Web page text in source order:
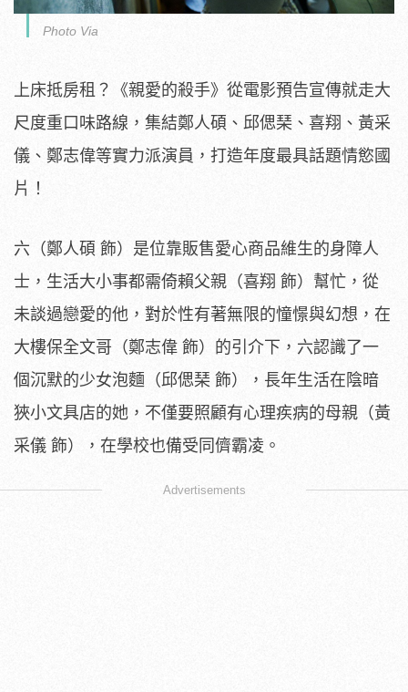
Photo Via
上床抵房租？《親愛的殺手》從電影預告宣傳就走大
尺度重口味路線，集結鄭人碩、邱偲琹、喜翔、黃采
儀、鄭志偉等實力派演員，打造年度最具話題情慾國
片！
六（鄭人碩 飾）是位靠販售愛心商品維生的身障人
士，生活大小事都需倚賴父親（喜翔 飾）幫忙，從
未談過戀愛的他，對於性有著無限的憧憬與幻想，在
大樓保全文哥（鄭志偉 飾）的引介下，六認識了一
個沉默的少女泡麵（邱偲琹 飾），長年生活在陰暗
狹小文具店的她，不僅要照顧有心理疾病的母親（黃
采儀 飾），在學校也備受同儕霸凌。
Advertisements